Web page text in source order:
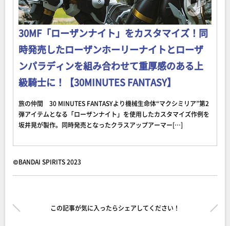
30MF「ローザンナイト」をカスタマイズ！同
時発売したローザンホーリーナイトとローザ
ンパラディンを組み合わせて重厚感のある上
級騎士に！【30MINUTES FANTASY】
旅の仲間 30 MINUTES FANTASYより機械生命体“マクシミリア”第2
弾アイテムとなる「ローザンナイト」を使用したカスタマイズ作例を
坂井晃が製作。同時発売となったクラスアップアーマー[…]
©BANDAI SPIRITS 2023
この記事が気に入ったらシェアしてください！